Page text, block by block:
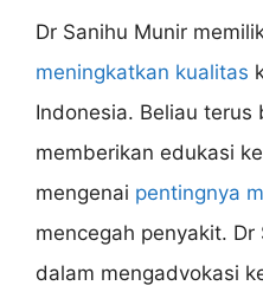
Dr Sanihu Munir
meningkatkan kualitas
Indonesia. Beliau terus
memberikan edukasi
mengenai pentingnya
mencegah penyakit.
dalam mengadvokasi